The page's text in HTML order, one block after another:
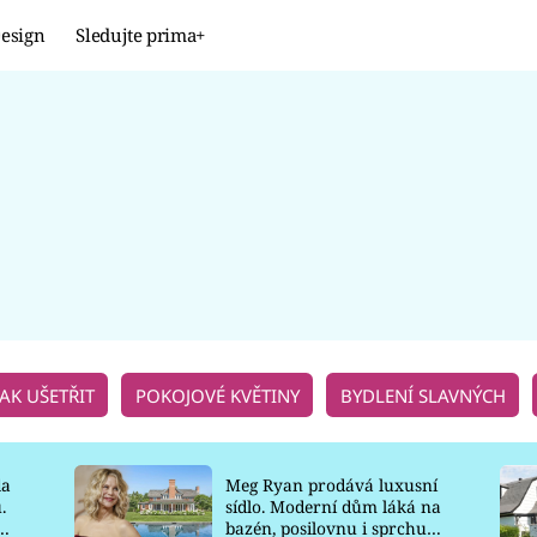
Sledujte prima+
UŠETŘIT POKOJOVÉ KVĚTINY BYDLENÍ SLAVNÝCH
Meg Ryan prodává luxusní
sídlo. Moderní dům láká na
bazén, posilovnu i sprchu